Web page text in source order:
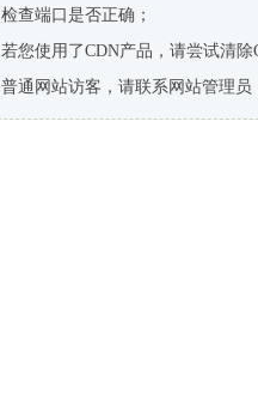
检查端口是否正确；
若您使用了CDN产品，请尝试清除
普通网站访客，请联系网站管理员